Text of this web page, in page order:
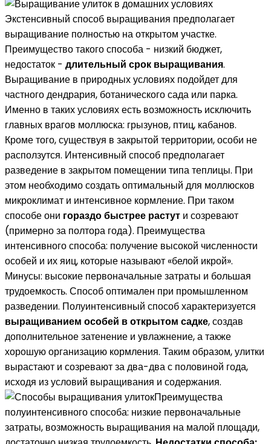
Экстенсивный способ выращивания предполагает
выращивание полностью на открытом участке.
Преимущество такого способа - низкий бюджет,
недостаток - длительный срок выращивания.
Выращивание в природных условиях подойдет для
частного дендрария, ботанического сада или парка.
Именно в таких условиях есть возможность исключить
главных врагов моллюска: грызунов, птиц, кабанов.
Кроме того, существуя в закрытой территории, особи не
расползутся. Интенсивный способ предполагает
разведение в закрытом помещении типа теплицы. При
этом необходимо создать оптимальный для моллюсков
микроклимат и интенсивное кормление. При таком
способе они гораздо быстрее растут и созревают
(примерно за полтора года). Преимущества
интенсивного способа: получение высокой численности
особей и их яиц, которые называют «белой икрой».
Минусы: высокие первоначальные затраты и большая
трудоемкость. Способ оптимален при промышленном
разведении. Полуинтенсивный способ характеризуется
выращиванием особей в открытом садке, создав
дополнительное затенение и увлажнение, а также
хорошую организацию кормления. Таким образом, улитки
вырастают и созревают за два-два с половиной года,
исходя из условий выращивания и содержания.
Преимущества
полуинтенсивного способа: низкие первоначальные
затраты, возможность выращивания на малой площади,